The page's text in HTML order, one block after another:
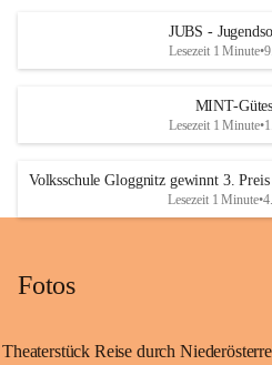
JUBS -
Lesezeit 1 Minute•
MINT-
Lesezeit 1 Minute•
Volksschule Gloggnitz gewinnt 3.
Lesezeit 1 Minute•
Fotos
Theaterstück Reise durch